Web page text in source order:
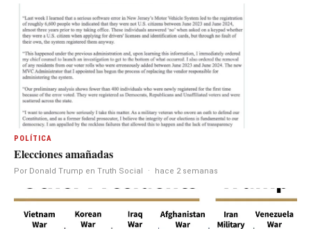
POLÍTICA
Elecciones amañadas
Por Donald Trump en Truth Social · hace 2 semanas